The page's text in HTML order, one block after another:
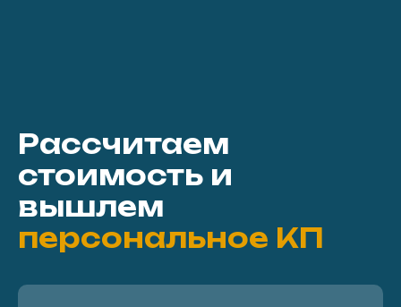
Рассчитаем
стоимость и
вышлем
персональное КП